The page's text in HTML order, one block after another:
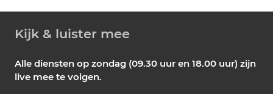
Kijk & luister mee
Alle diensten op zondag (09.30 uur en 18.00 uur) zijn
live mee te volgen.